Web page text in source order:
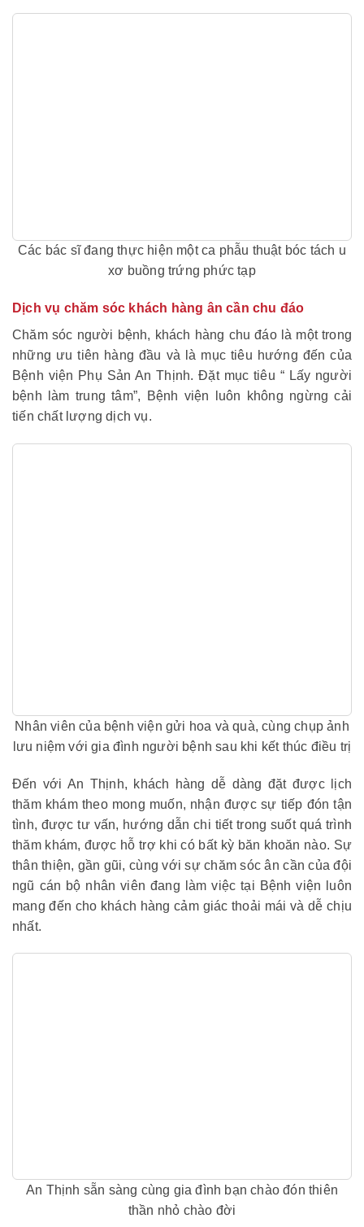
Các bác sĩ đang thực hiện một ca phẫu thuật bóc tách u
xơ buồng trứng phức tạp
Dịch vụ chăm sóc khách hàng ân cần chu đáo
Chăm sóc người bệnh, khách hàng chu đáo là một trong
những ưu tiên hàng đầu và là mục tiêu hướng đến của
Bệnh viện Phụ Sản An Thịnh. Đặt mục tiêu “ Lấy người
bệnh làm trung tâm”, Bệnh viện luôn không ngừng cải
tiến chất lượng dịch vụ.
Nhân viên của bệnh viện gửi hoa và quà, cùng chụp ảnh
lưu niệm với gia đình người bệnh sau khi kết thúc điều trị
Đến với An Thịnh, khách hàng dễ dàng đặt được lịch
thăm khám theo mong muốn, nhận được sự tiếp đón tận
tình, được tư vấn, hướng dẫn chi tiết trong suốt quá trình
thăm khám, được hỗ trợ khi có bất kỳ băn khoăn nào. Sự
thân thiện, gần gũi, cùng với sự chăm sóc ân cần của đội
ngũ cán bộ nhân viên đang làm việc tại Bệnh viện luôn
mang đến cho khách hàng cảm giác thoải mái và dễ chịu
nhất.
An Thịnh sẵn sàng cùng gia đình bạn chào đón thiên
thần nhỏ chào đời